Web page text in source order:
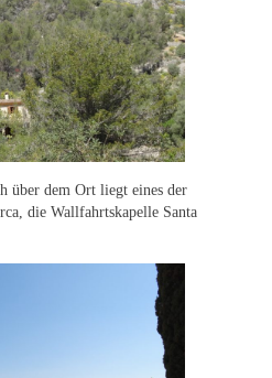
über dem Ort liegt eines der
die Wallfahrtskapelle Santa